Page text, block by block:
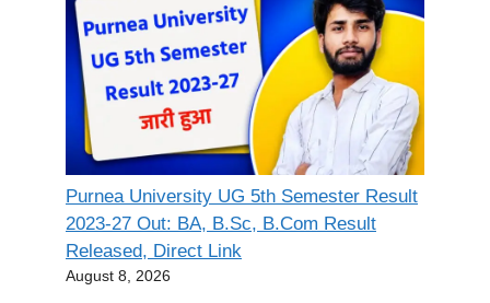
Purnea University UG 5th Semester Result
2023-27 Out: BA, B.Sc, B.Com Result
Released, Direct Link
August 8, 2026